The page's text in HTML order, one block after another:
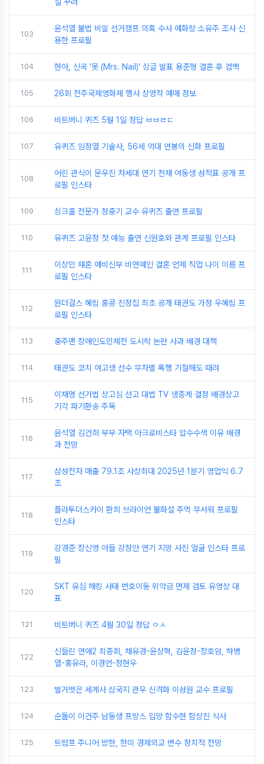
103
윤석열 불법 비밀 선거캠프 의혹 수사 예화랑 소유주 조사 신
용한 프로필
104 현아, 신곡 '못 (Mrs. Nail)' 싱글 발표 용준형 결혼 후 컴백
105 26회 전주국제영화제 행사 상영작 예매 정보
106 비트버니 퀴즈 5월 1일 정답 ㅂㅂㄹㄷ
107 유퀴즈 임정열 기술사, 56세 억대 연봉의 신화 프로필
108
어린 관식이 문우진 차세대 연기 천재 여동생 성적표 공개 프
로필 인스타
109 싱크홀 전문가 정충기 교수 유퀴즈 출연 프로필
110 유퀴즈 고윤정 첫 예능 출연 신원호와 관계 프로필 인스타
111
이상민 재혼 예비신부 비연예인 결혼 언제 직업 나이 이름 프
로필 인스타
112
원더걸스 혜림 홍콩 친정집 최초 공개 태권도 가정 우혜림 프
로필 인스타
113 충주맨 장애인도민체전 도시락 논란 사과 배경 대책
114 태권도 코치 여고생 선수 무차별 폭행 기절해도 때려
115
이재명 선거법 상고심 선고 대법 TV 생중계 결정 배경상고
기각 파기환송 주목
116
윤석열 김건희 부부 자택 아크로비스타 압수수색 이유 배경
과 전망
117
삼성전자 매출 79.1조 사상최대 2025년 1분기 영업익 6.7
조
118
플라투더스카이 환희 브라이언 불화설 주먹 무서워 프로필
인스타
119
강경준 장신영 아들 강정안 연기 지망 사진 얼굴 인스타 프로
필
120
SKT 유심 해킹 사태 번호이동 위약금 면제 검토 유영상 대
표
121 비트버니 퀴즈 4월 30일 정답 ㅇㅅ
122
신들린 연애2 최종회, 채유경-윤상혁, 김윤정-장호암, 하병
열-홍유라, 이경언-정현우
123 벌거벗은 세계사 삼국지 관우 신격화 이성원 교수 프로필
124 순돌이 이건주 남동생 프랑스 입양 함수현 함상진 식사
125 트럼프 주니어 방한, 한미 경제외교 변수 정치적 전망